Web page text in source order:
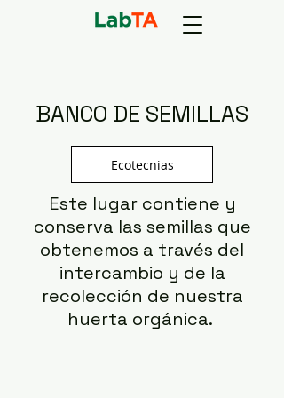
BANCO DE SEMILLAS
Ecotecnias
Este lugar contiene y
conserva las semillas que
obtenemos a través del
intercambio y de la
recolección de nuestra
huerta orgánica.